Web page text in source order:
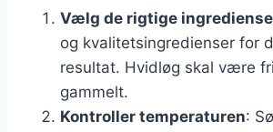
Vælg de rigtige
og kvalitetsingredienser for
resultat. Hvidløg skal være
gammelt.
Kontroller temperaturen: